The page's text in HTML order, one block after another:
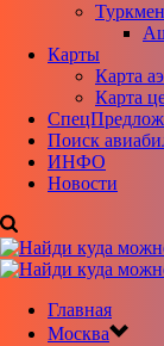
Карты
Карта
Карта
Поиск
ИНФО
Новости
Главная
Москва